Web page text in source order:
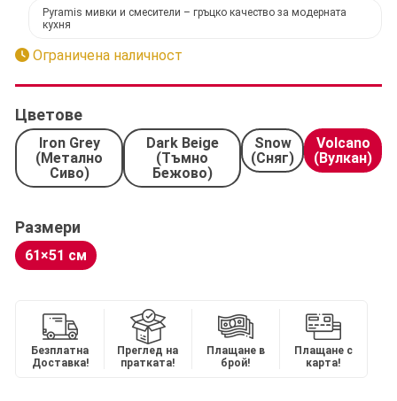
Pyramis мивки и смесители – гръцко качество за модерната
кухня
Ограничена наличност
Цветове
Iron Grey
(Метално
Сиво)
Dark Beige
(Тъмно
Бежово)
Snow
(Сняг)
Volcano
(Вулкан)
Размери
61×51 см
Безплатна
Доставка!
Преглед на
пратката!
Плащане в
брой!
Плащане с
карта!